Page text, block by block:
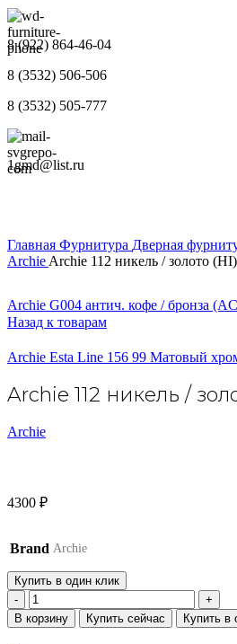
8 (922) 864-46-04
8 (3532) 506-506
8 (3532) 505-777
1gmd@list.ru
Главная Фурнитура Дверная
Archie Archie 112 никель / золото (HI)
Archie G004 антич. кофе / бронза
Назад к товарам
Archie Esta Line 156 99 Матовый
Archie 112 никель /
Archie
4300 ₽
Brand Archie
Купить в один клик
Количество
товара
Archie
В корзину Купить сейчас Купить в